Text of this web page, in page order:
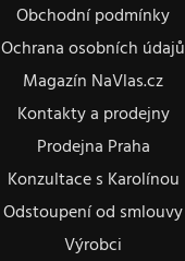
Obchodní podmínky
Ochrana osobních údajů
Magazín NaVlas.cz
Kontakty a prodejny
Prodejna Praha
Konzultace s Karolínou
Odstoupení od smlouvy
Výrobci